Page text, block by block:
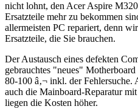
nicht lohnt, den Acer Aspire
Ersatzteile mehr zu bekommen
allermeisten PC repariert, denn
Ersatzteile, die Sie brauchen.
Der Austausch eines defekten
gebrauchtes "neues"
80-100 â‚¬ inkl. der
auch die Mainboard-Reparatur
liegen die Kosten höher.